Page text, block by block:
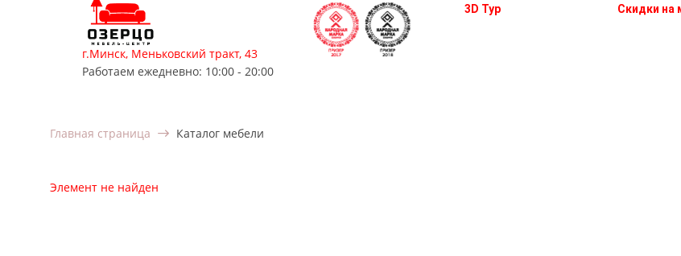
г.Минск, Меньковский тракт, 43
Работаем ежедневно: 10:00 - 20:00
3D Тур Скидки на
Главная страница Каталог мебели
Элемент не найден